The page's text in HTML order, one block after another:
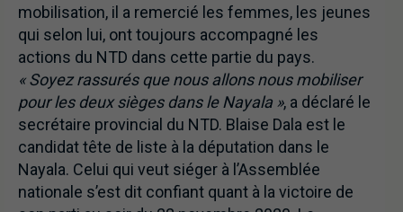
mobilisation, il a remercié les femmes, les jeunes
qui selon lui, ont toujours accompagné les
actions du NTD dans cette partie du pays.
« Soyez rassurés que nous allons nous mobiliser
pour les deux sièges dans le Nayala », a déclaré le
secrétaire provincial du NTD. Blaise Dala est le
candidat tête de liste à la députation dans le
Nayala. Celui qui veut siéger à l’Assemblée
nationale s’est dit confiant quant à la victoire de